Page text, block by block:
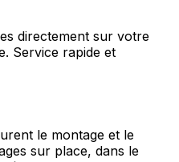
directement sur votre
Service rapide et
le montage et le
sur place, dans le